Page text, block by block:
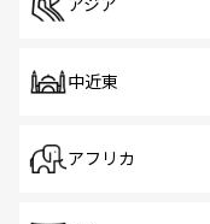
アジア
中近東
アフリカ